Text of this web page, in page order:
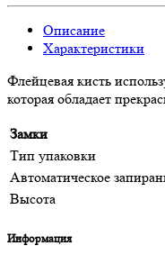
Описание
Характеристики
Флейцевая кисть
которая обладает
Замки
Тип упаковки
Автоматическое
Высота
Информация